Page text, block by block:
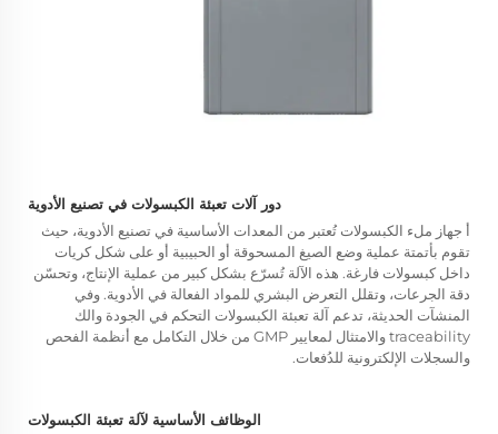
دور آلات تعبئة الكبسولات في تصنيع الأدوية
أ جهاز ملء الكبسولات تُعتبر من المعدات الأساسية في تصنيع الأدوية، حيث
تقوم بأتمتة عملية وضع الصيغ المسحوقة أو الحبيبية أو على شكل كريات
داخل كبسولات فارغة. هذه الآلة تُسرّع بشكل كبير من عملية الإنتاج، وتحسّن
دقة الجرعات، وتقلل التعرض البشري للمواد الفعالة في الأدوية. وفي
المنشآت الحديثة، تدعم آلة تعبئة الكبسولات التحكم في الجودة والك
traceability والامتثال لمعايير GMP من خلال التكامل مع أنظمة الفحص
والسجلات الإلكترونية للدُفعات.
الوظائف الأساسية لآلة تعبئة الكبسولات